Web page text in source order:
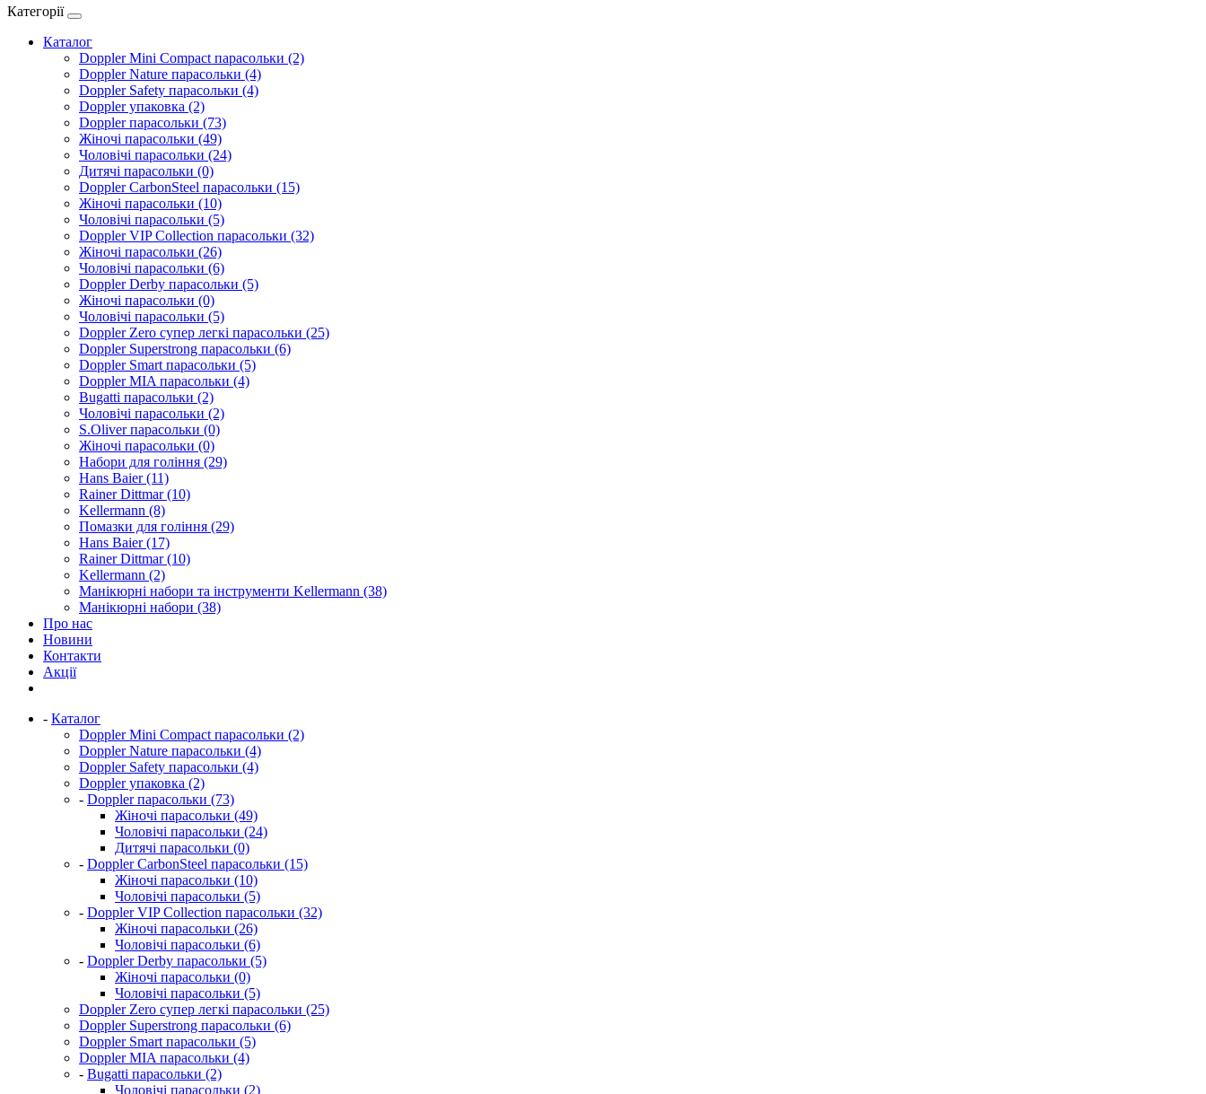
Категорії
Каталог
Doppler Mini Compact парасольки (2)
Doppler Nature парасольки (4)
Doppler Safety парасольки (4)
Doppler упаковка (2)
Doppler парасольки (73)
Жіночі парасольки (49)
Чоловічі парасольки (24)
Дитячі парасольки (0)
Doppler CarbonSteel парасольки (15)
Жіночі парасольки (10)
Чоловічі парасольки (5)
Doppler VIP Collection парасольки (32)
Жіночі парасольки (26)
Чоловічі парасольки (6)
Doppler Derby парасольки (5)
Жіночі парасольки (0)
Чоловічі парасольки (5)
Doppler Zero супер легкі парасольки (25)
Doppler Superstrong парасольки (6)
Doppler Smart парасольки (5)
Doppler MIA парасольки (4)
Bugatti парасольки (2)
Чоловічі парасольки (2)
S.Oliver парасольки (0)
Жіночі парасольки (0)
Набори для гоління (29)
Hans Baier (11)
Rainer Dittmar (10)
Kellermann (8)
Помазки для гоління (29)
Hans Baier (17)
Rainer Dittmar (10)
Kellermann (2)
Манікюрні набори та інструменти Kellermann (38)
Манікюрні набори (38)
Про нас
Новини
Контакти
Акції
- Каталог
Doppler Mini Compact парасольки (2)
Doppler Nature парасольки (4)
Doppler Safety парасольки (4)
Doppler упаковка (2)
- Doppler парасольки (73)
Жіночі парасольки (49)
Чоловічі парасольки (24)
Дитячі парасольки (0)
- Doppler CarbonSteel парасольки (15)
Жіночі парасольки (10)
Чоловічі парасольки (5)
- Doppler VIP Collection парасольки (32)
Жіночі парасольки (26)
Чоловічі парасольки (6)
- Doppler Derby парасольки (5)
Жіночі парасольки (0)
Чоловічі парасольки (5)
Doppler Zero супер легкі парасольки (25)
Doppler Superstrong парасольки (6)
Doppler Smart парасольки (5)
Doppler MIA парасольки (4)
- Bugatti парасольки (2)
Чоловічі парасольки (2)